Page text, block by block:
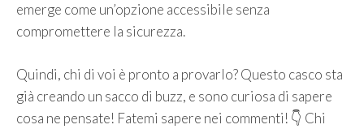
emerge come un’opzione accessibile senza
compromettere la sicurezza.
Quindi, chi di voi è pronto a provarlo? Questo casco sta
già creando un sacco di buzz, e sono curiosa di sapere
cosa ne pensate! Fatemi sapere nei commenti! 👇 Chi